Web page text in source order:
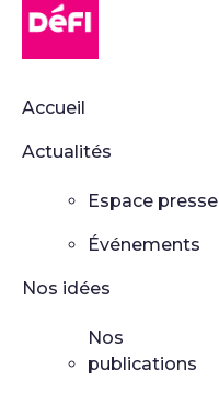
Accueil
Actualités
Espace presse
Événements
Nos idées
Nos
publications